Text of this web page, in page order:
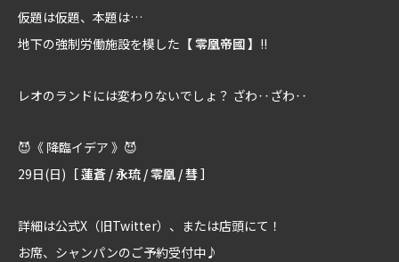
仮題は仮題、本題は…
地下の強制労働施設を模した 【 零凰帝國 】 !!
レオのランドには変わりないでしょ？ ざわ‥ざわ‥
😈《 降臨イデア 》😈
29日(日) ［ 蓮蒼 / 永琉 / 零凰 / 彗 ］
詳細は公式X（旧Twitter）、または店頭にて！
お席、シャンパンのご予約受付中♪